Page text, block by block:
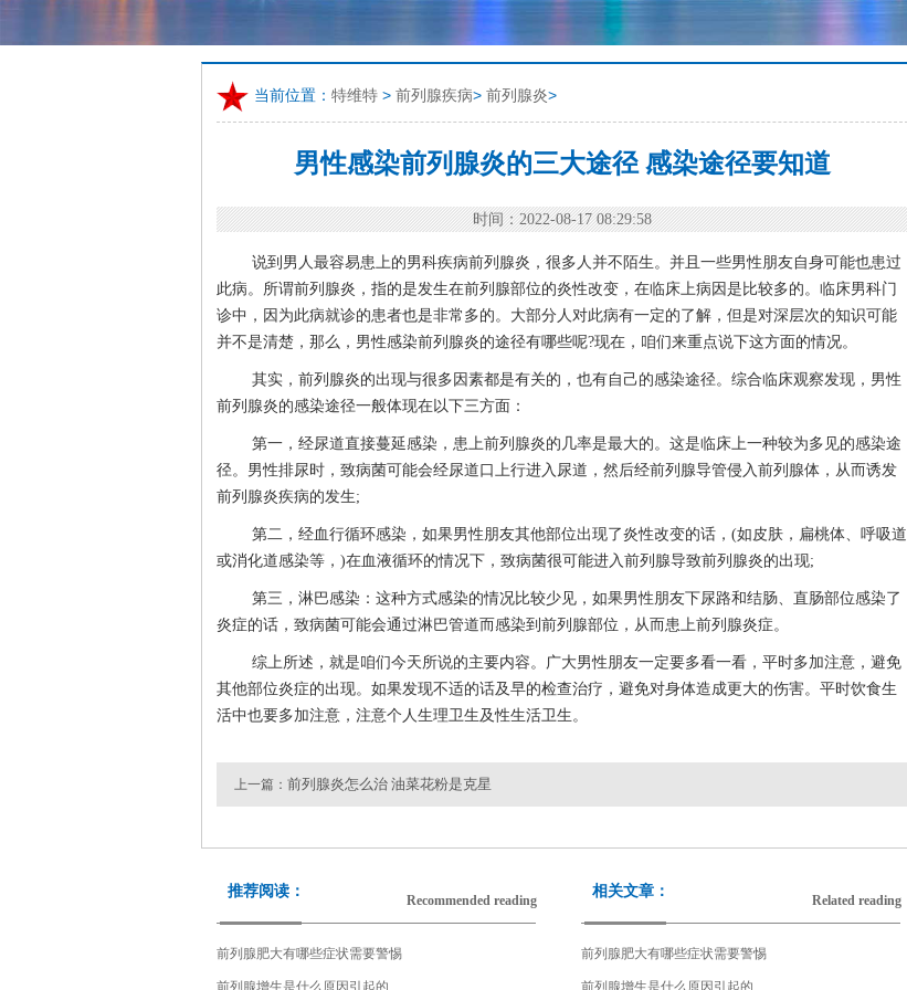
当前位置： 特维特 > 前列腺疾病> 前列腺炎>
男性感染前列腺炎的三大途径 感染途径要知道
时间：2022-08-17 08:29:58
说到男人最容易患上的男科疾病前列腺炎，很多人并不陌生。并且一些男性朋友自身可能也患过
此病。所谓前列腺炎，指的是发生在前列腺部位的炎性改变，在临床上病因是比较多的。临床男科门
诊中，因为此病就诊的患者也是非常多的。大部分人对此病有一定的了解，但是对深层次的知识可能
并不是清楚，那么，男性感染前列腺炎的途径有哪些呢?现在，咱们来重点说下这方面的情况。
其实，前列腺炎的出现与很多因素都是有关的，也有自己的感染途径。综合临床观察发现，男性
前列腺炎的感染途径一般体现在以下三方面：
第一，经尿道直接蔓延感染，患上前列腺炎的几率是最大的。这是临床上一种较为多见的感染途
径。男性排尿时，致病菌可能会经尿道口上行进入尿道，然后经前列腺导管侵入前列腺体，从而诱发
前列腺炎疾病的发生;
第二，经血行循环感染，如果男性朋友其他部位出现了炎性改变的话，(如皮肤，扁桃体、呼吸道
或消化道感染等，)在血液循环的情况下，致病菌很可能进入前列腺导致前列腺炎的出现;
第三，淋巴感染：这种方式感染的情况比较少见，如果男性朋友下尿路和结肠、直肠部位感染了
炎症的话，致病菌可能会通过淋巴管道而感染到前列腺部位，从而患上前列腺炎症。
综上所述，就是咱们今天所说的主要内容。广大男性朋友一定要多看一看，平时多加注意，避免
其他部位炎症的出现。如果发现不适的话及早的检查治疗，避免对身体造成更大的伤害。平时饮食生
活中也要多加注意，注意个人生理卫生及性生活卫生。
上一篇： 前列腺炎怎么治 油菜花粉是克星
推荐阅读：
Recommended reading
前列腺肥大有哪些症状需要警惕
前列腺增生是什么原因引起的
相关文章：
Related reading
前列腺肥大有哪些症状需要警惕
前列腺增生是什么原因引起的